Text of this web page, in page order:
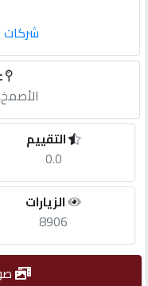
أضف
مطلوب
طلب
الاحصائيات
شركات
التقييم
0.0
الزيارات
8906